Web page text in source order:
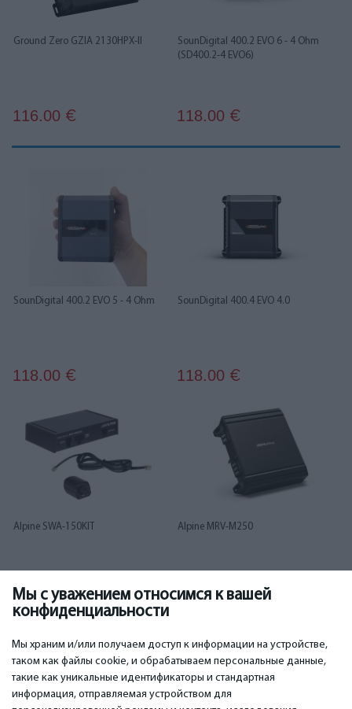
Мы с уважением относимся к вашей
конфиденциальности
Мы храним и/или получаем доступ к информации на устройстве,
таком как файлы cookie, и обрабатываем персональные данные,
такие как уникальные идентификаторы и стандартная
информация, отправляемая устройством для
Ground Zero GZIA 2130HPX-II
116.00 €
SounDigital 400.2 EVO 6 - 4 Ohm
(SD400.2-4 EVO6)
118.00 €
SounDigital 400.2 EVO 5 - 4 Ohm
118.00 €
SounDigital 400.4 EVO 4.0
118.00 €
Alpine SWA-150KIT
118.00€
Alpine MRV-M250
119.00€
1 2 3 4 5 6 ... 19 20